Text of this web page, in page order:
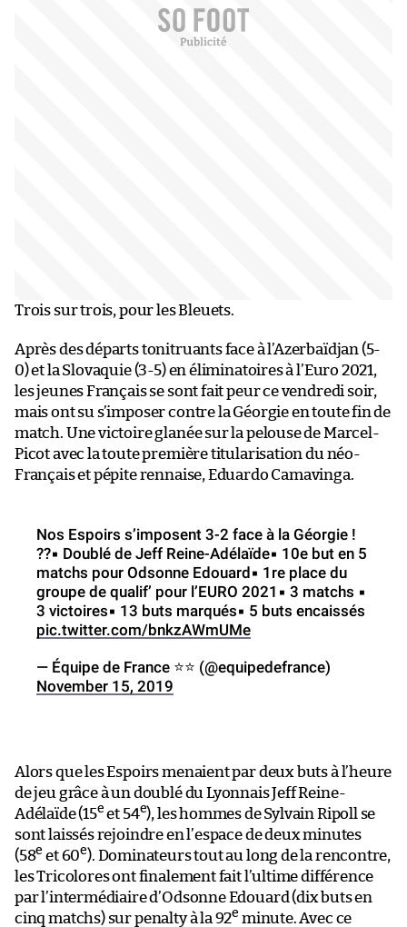
Trois sur trois, pour les Bleuets.
Après des départs tonitruants face à l’Azerbaïdjan (5-
0) et la Slovaquie (3-5) en éliminatoires à l’Euro 2021,
les jeunes Français se sont fait peur ce vendredi soir,
mais ont su s’imposer contre la Géorgie en toute fin de
match. Une victoire glanée sur la pelouse de Marcel-
Picot avec la toute première titularisation du néo-
Français et pépite rennaise, Eduardo Camavinga.
Nos Espoirs s’imposent 3-2 face à la Géorgie !
??▪ Doublé de Jeff Reine-Adélaïde▪ 10e but en 5
matchs pour Odsonne Edouard▪ 1re place du
groupe de qualif’ pour l’EURO 2021▪ 3 matchs ▪
3 victoires▪ 13 buts marqués▪ 5 buts encaissés
pic.twitter.com/bnkzAWmUMe
— Équipe de France ⭐⭐ (@equipedefrance)
November 15, 2019
Alors que les Espoirs menaient par deux buts à l’heure
de jeu grâce à un doublé du Lyonnais Jeff Reine-
Adélaïde (15e et 54e), les hommes de Sylvain Ripoll se
sont laissés rejoindre en l’espace de deux minutes
(58e et 60e). Dominateurs tout au long de la rencontre,
les Tricolores ont finalement fait l’ultime différence
par l’intermédiaire d’Odsonne Edouard (dix buts en
cinq matchs) sur penalty à la 92e minute. Avec ce